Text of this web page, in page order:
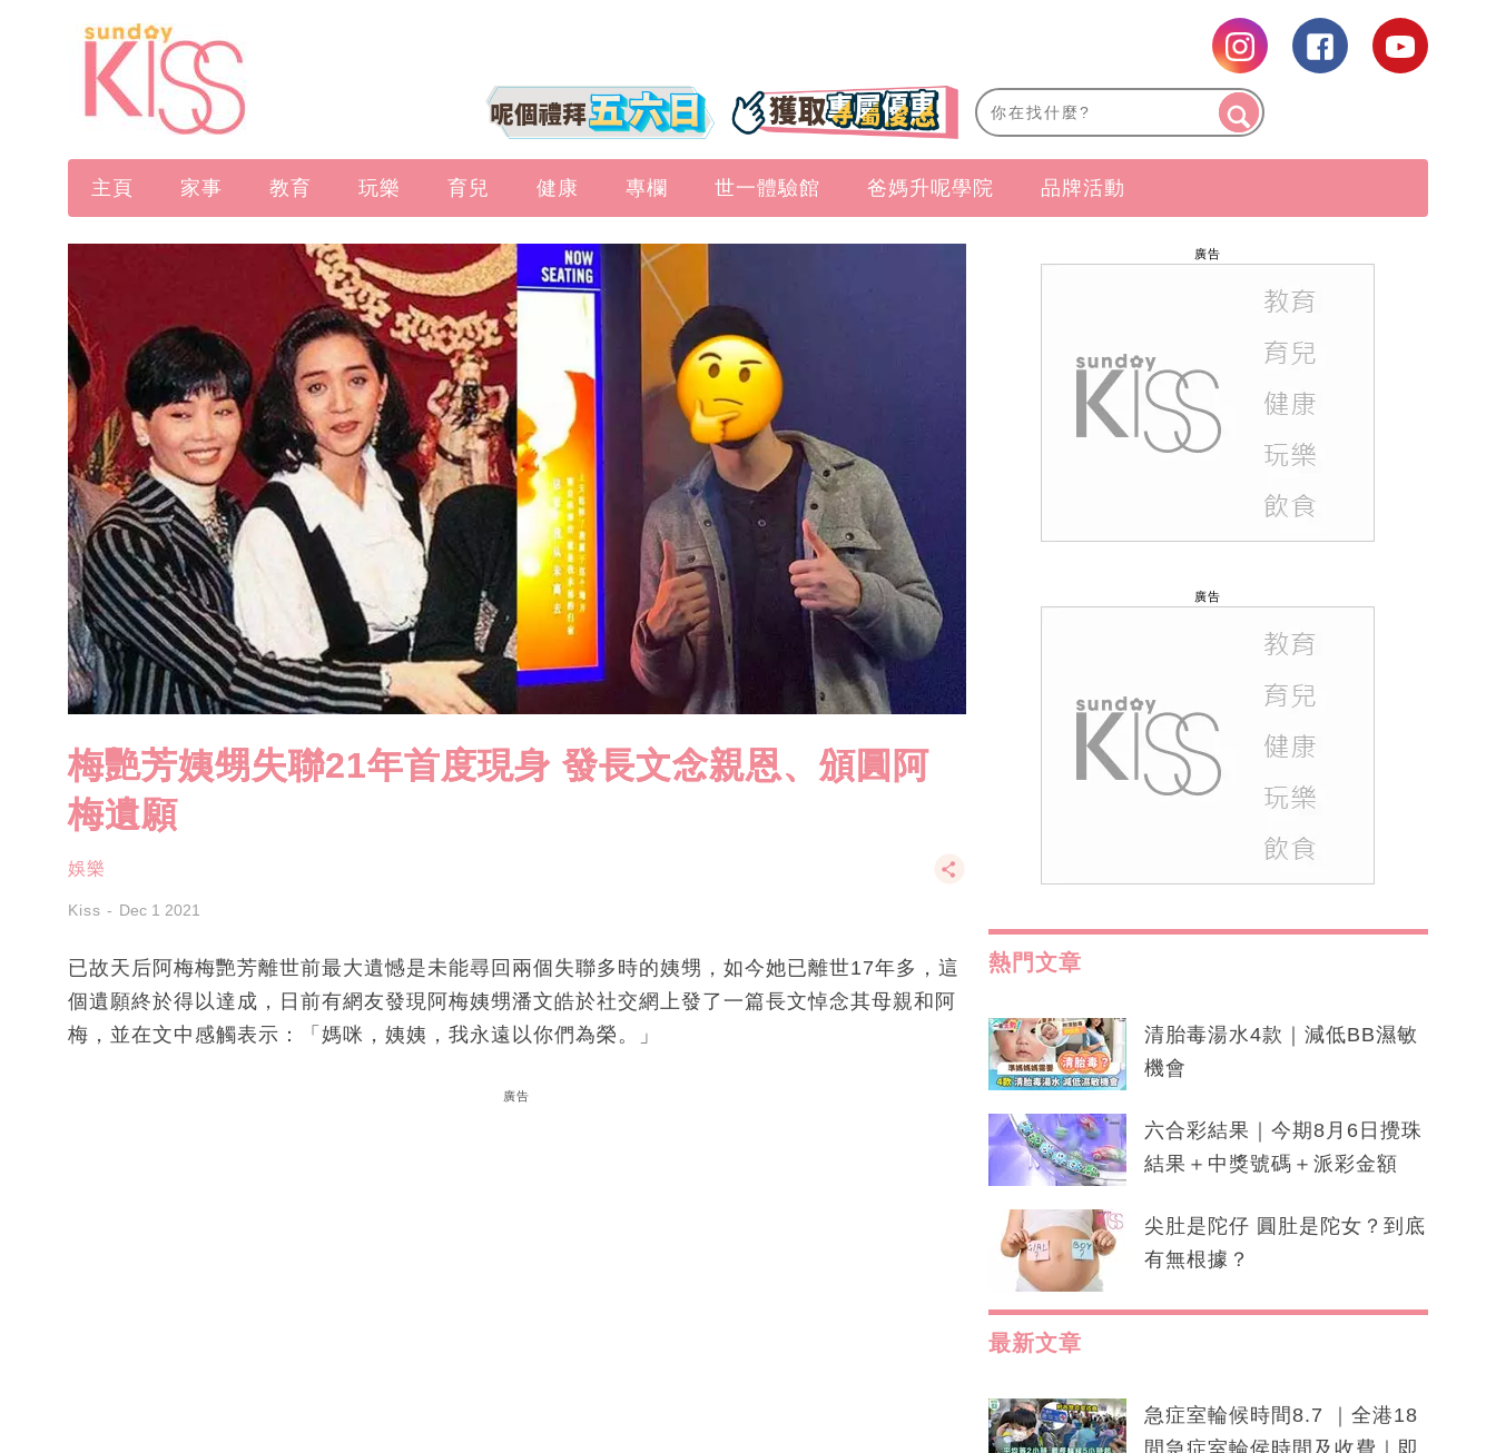
主頁 家事 教育 玩樂 育兒 健康 專欄 世一體驗館 爸媽升呢學院 品牌活動
梅艷芳姨甥失聯21年首度現身 發長文念親恩、頒圓阿
梅遺願
娛樂
Kiss Dec 1 2021
已故天后阿梅梅艷芳離世前最大遺憾是未能尋回兩個失聯多時的姨甥，如今她已離世17年多，這
個遺願終於得以達成，日前有網友發現阿梅姨甥潘文皓於社交網上發了一篇長文悼念其母親和阿
梅，並在文中感觸表示：「媽咪，姨姨，我永遠以你們為榮。」
廣告
廣告
廣告
熱門文章
清胎毒湯水4款｜減低BB濕敏
機會
六合彩結果｜今期8月6日攪珠
結果＋中獎號碼＋派彩金額
尖肚是陀仔 圓肚是陀女？到底
有無根據？
最新文章
急症室輪候時間8.7 ｜全港18